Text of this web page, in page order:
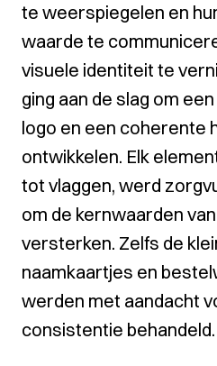
te weerspiegelen en
waarde te
visuele identiteit te
ging aan de slag om
logo en een coherente
ontwikkelen. Elk
tot vlaggen, werd
om de kernwaarden
versterken. Zelfs de
naamkaartjes en
werden met aandacht
consistentie behandeld.